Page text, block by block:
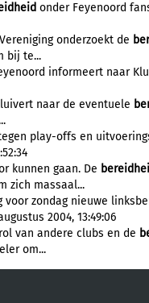
onder Feyenoord
onderzoekt de
bij te...
informeert naar
naar de eventuele
play-offs en
kunnen gaan. De
zich massaal...
voor zondag nieuwe
2004, 13:49:06
van andere clubs en de
om...